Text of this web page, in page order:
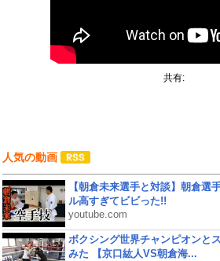
共有:
人気の動画
【朝倉未来選手と対談】朝倉選
ル高すぎてビビった!!
youtube.com
ボクシング世界チャンピオンと
みた 【京口紘人VS朝倉海...